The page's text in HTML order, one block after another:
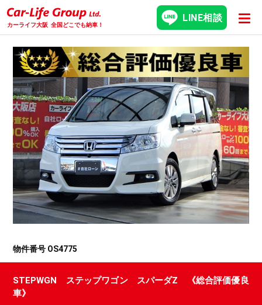
カーライフ大阪 全国どこでも納車！
LINE相談
物件番号 OS4775
STEPWGN ステップワゴン スパーダZ 《総合評価優良
車》